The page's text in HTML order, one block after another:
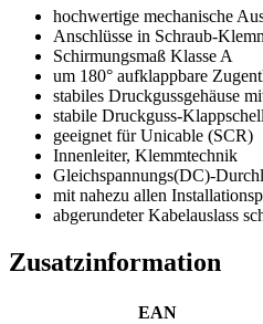
hochwertige mechanische
Anschlüsse in Schraub-
Schirmungsmaß Klasse A
um 180° aufklappbare
stabiles Druckgussgehäuse
stabile Druckguss-
geeignet für Unicable (SCR)
Innenleiter, Klemmtechnik
Gleichspannungs(DC)-
mit nahezu allen
abgerundeter Kabelauslass
Zusatzinformation
EAN